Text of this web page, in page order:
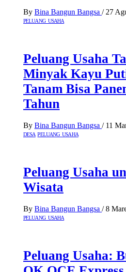
By Bina Bangun Bangsa / 27
PELUANG USAHA
Peluang Usaha
Minyak Kayu
Tanam Bisa
Tahun
By Bina Bangun Bangsa / 11
DESA PELUANG USAHA
Peluang Usaha
Wisata
By Bina Bangun Bangsa / 8
PELUANG USAHA
Peluang Usaha: